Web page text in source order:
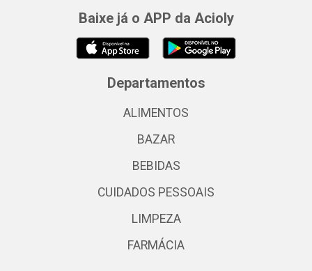
Baixe já o APP da Acioly
Departamentos
ALIMENTOS
BAZAR
BEBIDAS
CUIDADOS PESSOAIS
LIMPEZA
FARMÁCIA